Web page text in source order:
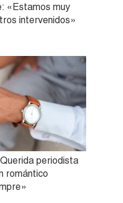
«Estamos muy
intervenidos»
periodista
romántico